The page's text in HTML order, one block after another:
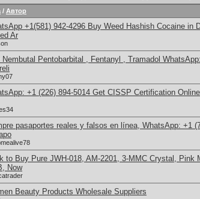
/ Автор
+1(581) 942-4296 Buy Weed Hashish Cocaine in
Ar
Nembutal Pentobarbital , Fentanyl , Tramadol
+1 (226) 894-5014​ Get CISSP Certification
pasaportes reales y falsos en línea, WhatsApp: +1
to Buy Pure JWH-018, AM-2201, 3-MMC Crystal, Pink
Now
Beauty Products Wholesale Suppliers